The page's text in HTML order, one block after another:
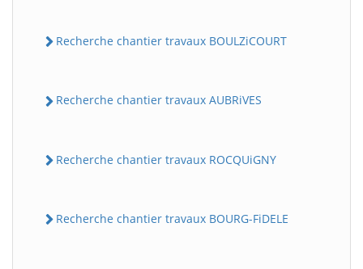
Recherche chantier travaux BOULZiCOURT
Recherche chantier travaux AUBRiVES
Recherche chantier travaux ROCQUiGNY
Recherche chantier travaux BOURG-FiDELE